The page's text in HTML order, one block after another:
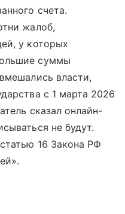
счета.
жалоб,
у которых
суммы
власти,
с 1 марта 2026
сказал онлайн-
не будут.
16 Закона РФ